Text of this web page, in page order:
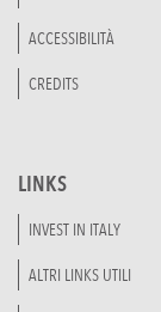
ACCESSIBILITÀ
CREDITS
LINKS
INVEST IN ITALY
ALTRI LINKS UTILI